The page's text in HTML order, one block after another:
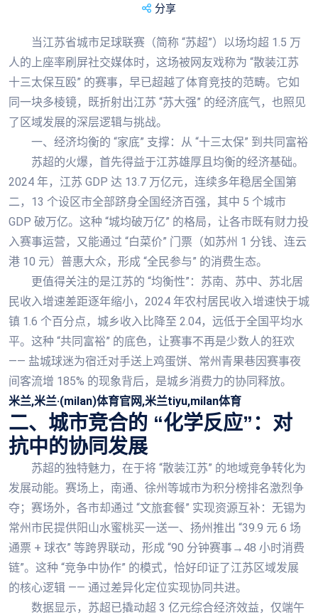
分享
当江苏省城市足球联赛（简称 “苏超”）以场均超 1.5 万
人的上座率刷屏社交媒体时，这场被网友戏称为 “散装江苏
十三太保互殴” 的赛事，早已超越了体育竞技的范畴。它如
同一块多棱镜，既折射出江苏 “苏大强” 的经济底气，也照见
了区域发展的深层逻辑与挑战。
一、经济均衡的 “家底” 支撑：从 “十三太保” 到共同富裕
苏超的火爆，首先得益于江苏雄厚且均衡的经济基础。
2024 年，江苏 GDP 达 13.7 万亿元，连续多年稳居全国第
二，13 个设区市全部跻身全国经济百强，其中 5 个城市
GDP 破万亿。这种 “城均破万亿” 的格局，让各市既有财力投
入赛事运营，又能通过 “白菜价” 门票（如苏州 1 分钱、连云
港 10 元）普惠大众，形成 “全民参与” 的消费生态。
更值得关注的是江苏的 “均衡性”：苏南、苏中、苏北居
民收入增速差距逐年缩小，2024 年农村居民收入增速快于城
镇 1.6 个百分点，城乡收入比降至 2.04，远低于全国平均水
平。这种 “共同富裕” 的底色，让赛事不再是少数人的狂欢
—— 盐城球迷为宿迁对手送上鸡蛋饼、常州青果巷因赛事夜
间客流增 185% 的现象背后，是城乡消费力的协同释放。
米兰,米兰·(milan)体育官网,米兰tiyu,milan体育
二、城市竞合的 “化学反应”：对
抗中的协同发展
苏超的独特魅力，在于将 “散装江苏” 的地域竞争转化为
发展动能。赛场上，南通、徐州等城市为积分榜排名激烈争
夺；赛场外，各市却通过 “文旅套餐” 实现资源互补：无锡为
常州市民提供阳山水蜜桃买一送一、扬州推出 “39.9 元 6 场
通票 + 球衣” 等跨界联动，形成 “90 分钟赛事→48 小时消费
链”。这种 “竞争中协作” 的模式，恰好印证了江苏区域发展
的核心逻辑 —— 通过差异化定位实现协同共进。
数据显示，苏超已撬动超 3 亿元综合经济效益，仅端午